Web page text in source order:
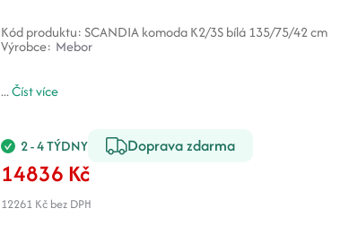
Kód produktu: SCANDIA komoda K2/3S bílá 135/75/42 cm
Výrobce: Mebor
...Číst více
2 - 4 TÝDNY Doprava zdarma
14836 Kč
12261 Kčbez DPH